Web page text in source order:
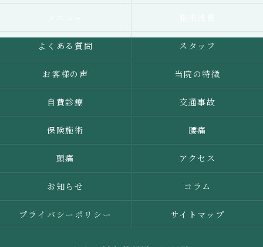
よくある質問 スタッフ
お客様の声 当院の特徴
自費診療 交通事故
保険施術 腰痛
頭痛 アクセス
お知らせ コラム
プライバシーポリシー サイトマップ